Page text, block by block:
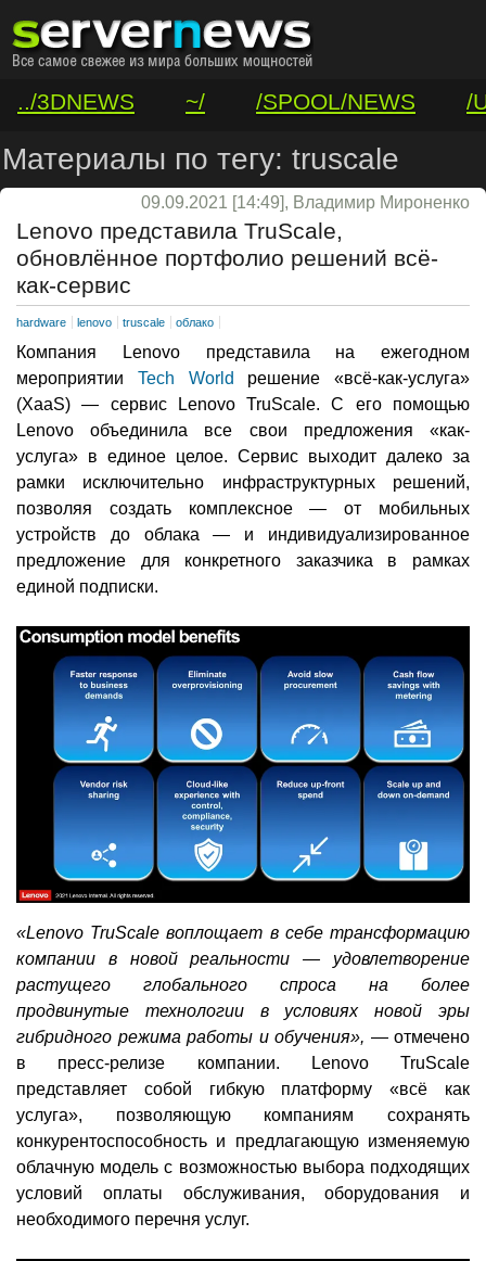
../3DNEWS ~/ /SPOOL/NEWS
/
/VAR/CONTACT
Материалы по тегу: truscale
09.09.2021 [14:49], Владимир Мироненко
Lenovo представила TruScale,
обновлённое портфолио решений всё-
как-сервис
hardware lenovo truscale облако
Компания Lenovo представила на ежегодном
мероприятии Tech World решение «всё-как-услуга»
(XaaS) — сервис Lenovo TruScale. С его помощью
Lenovo объединила все свои предложения «как-
услуга» в единое целое. Сервис выходит далеко за
рамки исключительно инфраструктурных решений,
позволяя создать комплексное — от мобильных
устройств до облака — и индивидуализированное
предложение для конкретного заказчика в рамках
единой подписки.
«Lenovo TruScale воплощает в себе трансформацию
компании в новой реальности — удовлетворение
растущего глобального спроса на более
продвинутые технологии в условиях новой эры
гибридного режима работы и обучения», — отмечено
в пресс-релизе компании. Lenovo TruScale
представляет собой гибкую платформу «всё как
услуга», позволяющую компаниям сохранять
конкурентоспособность и предлагающую изменяемую
облачную модель с возможностью выбора подходящих
условий оплаты обслуживания, оборудования и
необходимого перечня услуг.